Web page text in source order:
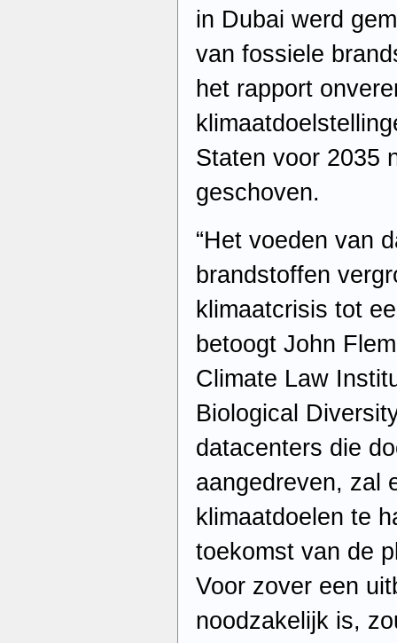
in Dubai werd
van fossiele
het rapport
Staten voor 2035
geschoven.
“Het voeden van
brandstoffen
klimaatcrisis tot
betoogt John
Climate Law
Biological
datacenters die
aangedreven, zal
klimaatdoelen te
toekomst van de
Voor zover een
noodzakelijk is,